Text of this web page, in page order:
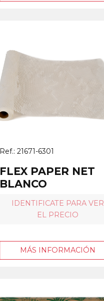
Ref.: 21671-6301
FLEX PAPER NET
BLANCO
IDENTIFICATE PARA VER
EL PRECIO
MÁS INFORMACIÓN